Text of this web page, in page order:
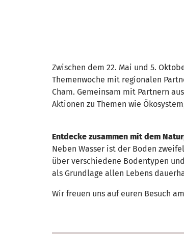
Zwischen dem 22. Mai und 5.
Themenwoche mit regionalen
Cham. Gemeinsam mit Partnern
Aktionen zu Themen wie
Entdecke zusammen mit dem
Neben Wasser ist der Boden
über verschiedene Bodentypen
als Grundlage allen Lebens
Wir freuen uns auf euren Besuch